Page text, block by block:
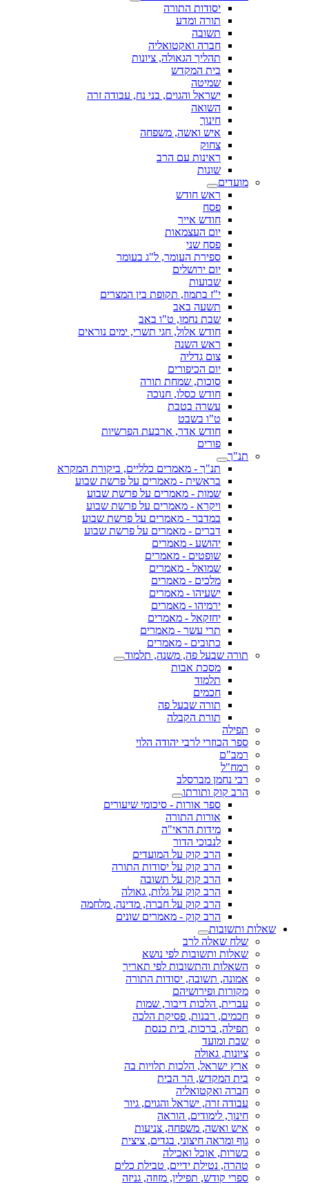
יסודות התורה
תורה ומדע
תשובה
חברה ואקטואליה
תהליך הגאולה, ציונות
בית המקדש
שמיטה
ישראל והגוים, בני נח, עבודה זרה
השואה
חינוך
איש ואשה, משפחה
צחוק
ראינות עם הרב
שונות
מועדים
ראש חודש
פסח
חודש אייר
יום העצמאות
פסח שני
ספירת העומר, ל"ג בעומר
יום ירושלים
שבועות
י"ז בתמוז, תקופת בין המצרים
תשעה באב
שבת נחמו, ט"ו באב
חודש אלול, חגי תשרי, ימים נוראים
ראש השנה
צום גדליה
יום הכיפורים
סוכות, שמחת תורה
חודש כסלו, חנוכה
עשרה בטבת
ט"ו בשבט
חודש אדר, ארבעת הפרשיות
פורים
תנ"ך
תנ"ך - מאמרים כלליים, ביקורת המקרא
בראשית - מאמרים על פרשת שבוע
שמות - מאמרים על פרשת שבוע
ויקרא - מאמרים על פרשת שבוע
במדבר - מאמרים על פרשת שבוע
דברים - מאמרים על פרשת שבוע
יהושע - מאמרים
שופטים - מאמרים
שמואל - מאמרים
מלכים - מאמרים
ישעיהו - מאמרים
ירמיהו - מאמרים
יחזקאל - מאמרים
תרי עשר - מאמרים
כתובים - מאמרים
תורה שבעל פה, משנה, תלמוד
מסכת אבות
תלמוד
חכמים
תורה שבעל פה
תורת הקבלה
תפילה
ספר הכוזרי לרבי יהודה הלוי
רמב"ם
רמח"ל
רבי נחמן מברסלב
הרב קוק ותורתו
ספר אורות - סיכומי שיעורים
אורות התורה
מידות הראי"ה
לנבוכי הדור
הרב קוק על המועדים
הרב קוק על יסודות התורה
הרב קוק על תשובה
הרב קוק על גלות, גאולה
הרב קוק על חברה, מדינה, מלחמה
הרב קוק - מאמרים שונים
שאלות ותשובות
שלח שאלה לרב
שאלות ותשובות לפי נושא
השאלות והתשובות לפי תאריך
אמונה, תשובה, יסודות התורה
מקורות ופירושיהם
עברית, הלכות דיבור, שמות
חכמים, רבנות, פסיקת הלכה
תפילה, ברכות, בית כנסת
שבת ומועד
ציונות, גאולה
ארץ ישראל, הלכות תלויות בה
בית המקדש, הר הבית
חברה ואקטואליה
עבודה זרה, ישראל והגוים, גיור
חינוך, לימודים, הוראה
איש ואשה, משפחה, צניעות
גוף ומראה חיצוני, בגדים, ציצית
כשרות, אוכל ואכילה
טהרה, נטילת ידיים, טבילת כלים
ספרי קודש, תפילין, מזוזה, גניזה